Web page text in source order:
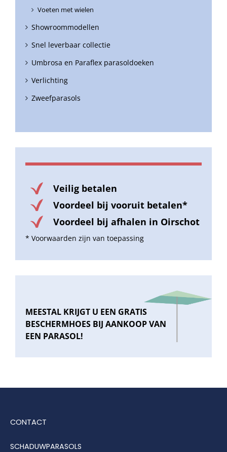
Voeten met wielen
Showroommodellen
Snel leverbaar collectie
Umbrosa en Paraflex parasoldoeken
Verlichting
Zweefparasols
Veilig betalen
Voordeel bij vooruit betalen*
Voordeel bij afhalen in Oirschot
* Voorwaarden zijn van toepassing
MEESTAL KRIJGT U EEN GRATIS
BESCHERMHOES BIJ AANKOOP VAN
EEN PARASOL!
CONTACT
SCHADUWPARASOLS